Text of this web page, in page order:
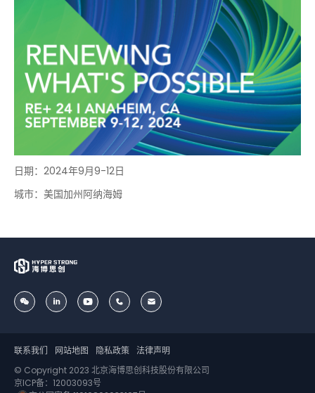
日期：2024年9月9-12日
城市：美国加州阿纳海姆
© Copyright 2023 北京海博思创科技股份有限公司
京ICP备：12003093号
联系我们 网站地图 隐私政策 法律声明